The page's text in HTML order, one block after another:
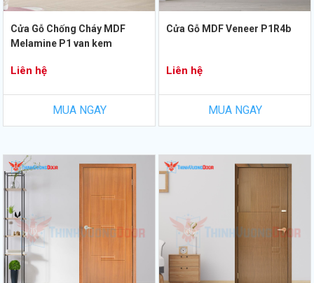
Cửa Gỗ Chống Cháy MDF
Melamine P1 van kem
Liên hệ
MUA NGAY
Cửa Gỗ MDF Veneer P1R4b
Liên hệ
MUA NGAY